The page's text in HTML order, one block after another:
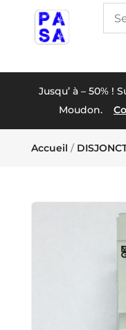
Jusqu’ à – 50%
Moudon.
Accueil /